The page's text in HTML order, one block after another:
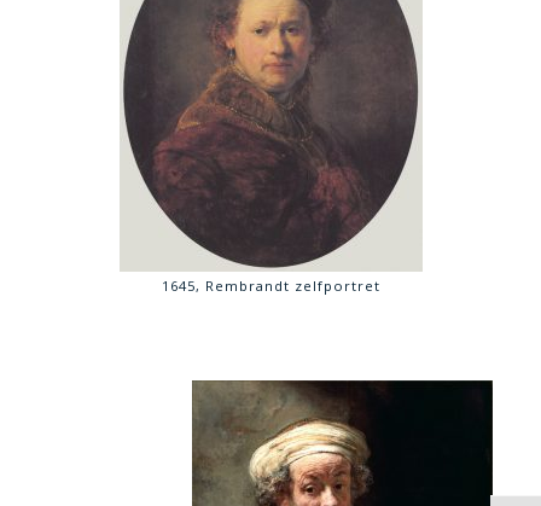
1645, Rembrandt zelfportret